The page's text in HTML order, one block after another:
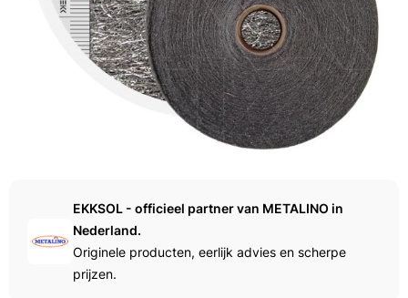
EKKSOL - officieel partner van METALINO in
Nederland.
Originele producten, eerlijk advies en scherpe
prijzen.